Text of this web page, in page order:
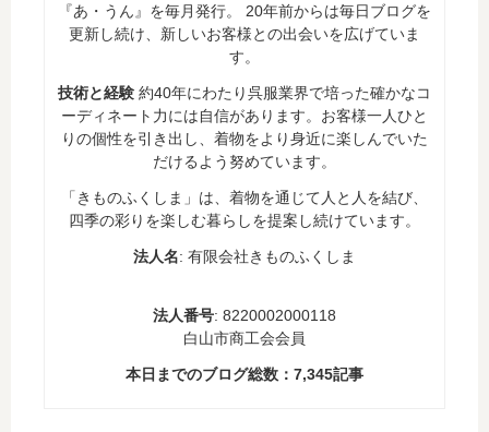
『あ・うん』を毎月発行。 20年前からは毎日ブログを
更新し続け、新しいお客様との出会いを広げていま
す。
技術と経験 約40年にわたり呉服業界で培った確かなコ
ーディネート力には自信があります。お客様一人ひと
りの個性を引き出し、着物をより身近に楽しんでいた
だけるよう努めています。
「きものふくしま」は、着物を通じて人と人を結び、
四季の彩りを楽しむ暮らしを提案し続けています。
法人名: 有限会社きものふくしま
法人番号: 8220002000118
白山市商工会会員
本日までのブログ総数： 7,345記事